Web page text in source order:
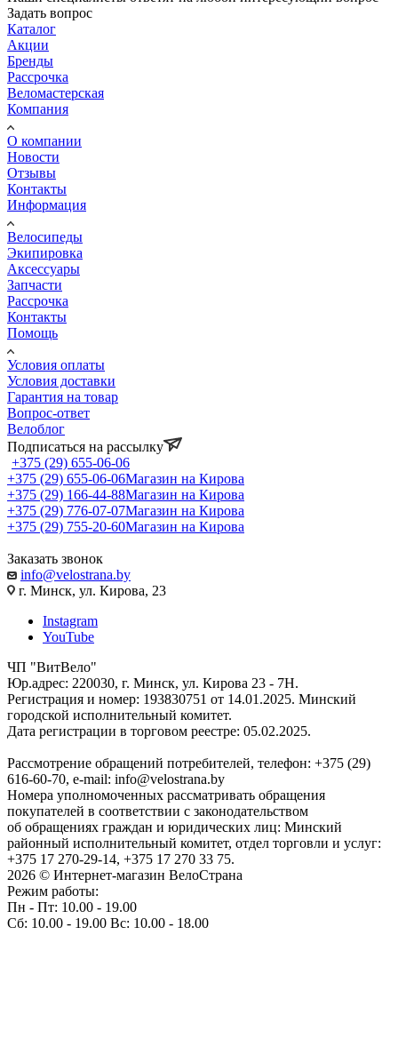
Задать вопрос
Каталог
Акции
Бренды
Рассрочка
Веломастерская
Компания
О компании
Новости
Отзывы
Контакты
Информация
Велосипеды
Экипировка
Аксессуары
Запчасти
Рассрочка
Контакты
Помощь
Условия оплаты
Условия доставки
Гарантия на товар
Вопрос-ответ
Велоблог
Подписаться на рассылку
+375 (29) 655-06-06
+375 (29) 655-06-06Магазин на Кирова
+375 (29) 166-44-88Магазин на Кирова
+375 (29) 776-07-07Магазин на Кирова
+375 (29) 755-20-60Магазин на Кирова
Заказать звонок
info@velostrana.by
г. Минск, ул. Кирова, 23
Instagram
YouTube
ЧП "ВитВело"
Юр.адрес: 220030, г. Минск, ул. Кирова 23 - 7Н.
Регистрация и номер: 193830751 от 14.01.2025. Минский
городской исполнительный комитет.
Дата регистрации в торговом реестре: 05.02.2025.
Рассмотрение обращений потребителей, телефон: +375 (29)
616-60-70, e-mail: info@velostrana.by
Номера уполномоченных рассматривать обращения
покупателей в соответствии с законодательством
об обращениях граждан и юридических лиц: Минский
районный исполнительный комитет, отдел торговли и услуг:
+375 17 270-29-14, +375 17 270 33 75.
2026 © Интернет-магазин ВелоСтрана
Режим работы:
Пн - Пт: 10.00 - 19.00
Сб: 10.00 - 19.00 Вс: 10.00 - 18.00